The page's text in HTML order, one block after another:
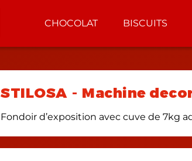
CHOCOLAT BISCUITS
STILOSA - Machine
Fondoir d’exposition avec cuve de 7kg